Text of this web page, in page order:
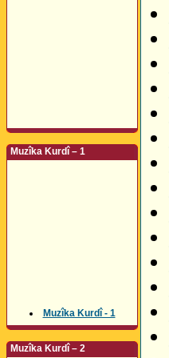
Muzîka Kurdî – 1
Muzîka Kurdî - 1
Muzîka Kurdî – 2